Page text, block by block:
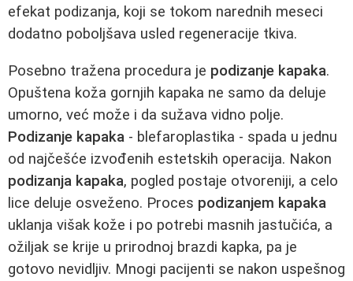
efekat podizanja, koji se tokom narednih meseci
dodatno poboljšava usled regeneracije tkiva.
Posebno tražena procedura je podizanje kapaka.
Opuštena koža gornjih kapaka ne samo da deluje
umorno, već može i da sužava vidno polje.
Podizanje kapaka - blefaroplastika - spada u jednu
od najčešće izvođenih estetskih operacija. Nakon
podizanja kapaka, pogled postaje otvoreniji, a celo
lice deluje osveženo. Proces podizanjem kapaka
uklanja višak kože i po potrebi masnih jastučića, a
ožiljak se krije u prirodnoj brazdi kapka, pa je
gotovo nevidljiv. Mnogi pacijenti se nakon uspešnog